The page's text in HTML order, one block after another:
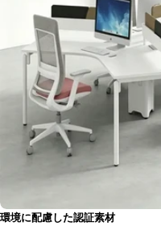
環境に配慮した認証素材